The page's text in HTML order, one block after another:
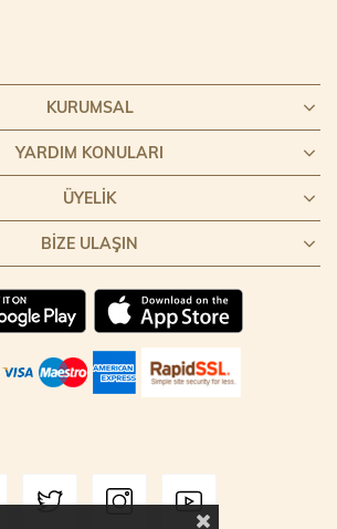
KURUMSAL
YARDIM KONULARI
ÜYELIK
BIZE ULAŞIN